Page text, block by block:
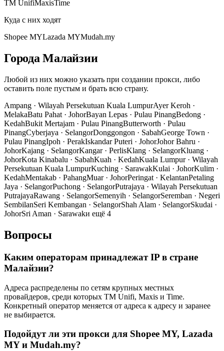
TM UnifiMaxisTime
Куда с них ходят
Shopee MYLazada MYMudah.my
Города Малайзии
Любой из них можно указать при создании прокси, либо
оставить поле пустым и брать всю страну.
Ampang · Wilayah Persekutuan Kuala LumpurAyer Keroh ·
MelakaBatu Pahat · JohorBayan Lepas · Pulau PinangBedong ·
KedahBukit Mertajam · Pulau PinangButterworth · Pulau
PinangCyberjaya · SelangorDonggongon · SabahGeorge Town ·
Pulau PinangIpoh · PerakIskandar Puteri · JohorJohor Bahru ·
JohorKajang · SelangorKangar· PerlisKlang · SelangorKluang ·
JohorKota Kinabalu · SabahKuah · KedahKuala Lumpur· Wilayah
Persekutuan Kuala LumpurKuching · SarawakKulai · JohorKulim ·
KedahMentakab · PahangMuar· JohorPeringat · KelantanPetaling
Jaya · SelangorPuchong · SelangorPutrajaya · Wilayah Persekutuan
PutrajayaRawang · SelangorSemenyih · SelangorSeremban · Negeri
SembilanSeri Kembangan · SelangorShah Alam · SelangorSkudai ·
JohorSri Aman · Sarawakи ещё 4
Вопросы
Каким операторам принадлежат IP в стране
Малайзии?
Адреса распределены по сетям крупных местных
провайдеров, среди которых TM Unifi, Maxis и Time.
Конкретный оператор меняется от адреса к адресу и заранее
не выбирается.
Подойдут ли эти прокси для Shopee MY, Lazada
MY и Mudah.my?